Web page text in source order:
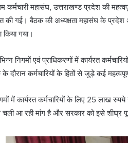
कर्मचारी महासंघ, उत्तराखण्ड प्रदेश की
की गई। बैठक की अध्यक्षता महासंघ के प्रदेश
किया गया।
निगमों एवं प्राधिकरणों में कार्यरत
दौरान कर्मचारियों के हितों से जुड़े कई
में कार्यरत कर्मचारियों के लिए 25 लाख
आ रही मांग है और सरकार को इसे शीघ्र पूरा